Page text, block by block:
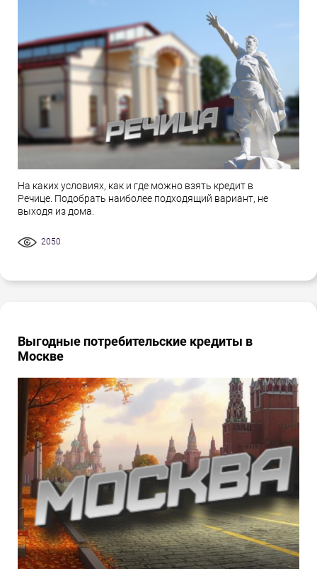
На каких условиях, как и где можно взять кредит в
Речице. Подобрать наиболее подходящий вариант, не
выходя из дома.
2050
Выгодные потребительские кредиты в
Москве